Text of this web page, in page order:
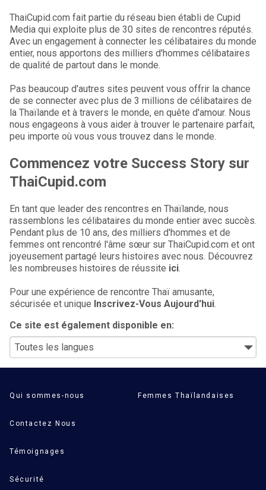
ThaiCupid.com fait partie du réseau bien établi de Cupid
Media qui exploite plus de 30 sites de rencontres réputés.
Avec un engagement à connecter les célibataires du monde
entier, nous apportons des milliers d'hommes célibataires
de qualité de partout dans le monde.
Pas beaucoup d'autres sites peuvent vous offrir la chance
de se connecter avec plus de 3 millions de célibataires de
la Thaïlande et à travers le monde, en quête d'amour. Nous
nous engageons à vous aider à trouver le partenaire parfait,
peu importe où vous vous trouvez dans le monde.
Commencez votre Success Story sur
ThaiCupid.com
En tant que leader des rencontres en Thaïlande, nous
rassemblons les célibataires du monde entier avec succès.
Pendant plus de 10 ans, des milliers d'hommes et de
femmes ont rencontré l'âme sœur sur ThaiCupid.com et ont
joyeusement partagé leurs histoires avec nous. Découvrez
les nombreuses histoires de réussite ici.
Pour une expérience de rencontre Thaï amusante,
sécurisée et unique Inscrivez-Vous Aujourd'hui.
Ce site est également disponible en:
Qui sommes-nous
Contactez Nous
Témoignages
Sécurité
Femmes Thaïlandaises